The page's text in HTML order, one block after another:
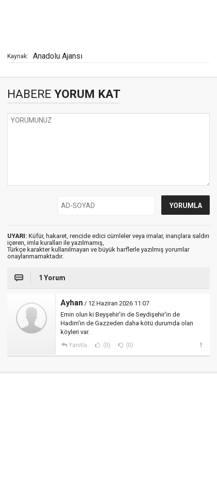
Kaynak: Anadolu Ajansı
HABERE YORUM KAT
UYARI: Küfür, hakaret, rencide edici cümleler veya imalar, inançlara saldırı
içeren, imla kuralları ile yazılmamış,
Türkçe karakter kullanılmayan ve büyük harflerle yazılmış yorumlar
onaylanmamaktadır.
1 Yorum
Ayhan / 12 Haziran 2026 11:07
Emin olun ki Beyşehir'in de Seydişehir'in de
Hadim'in de Gazzeden daha kötü durumda olan
köyleri var.
Yanıtla (0) (0)